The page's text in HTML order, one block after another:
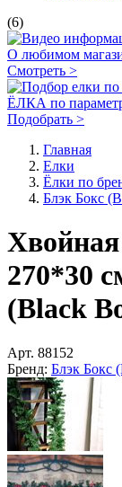
(6)
О любимом
Смотреть >
ЁЛКА по
Подобрать >
Главная
Елки
Ёлки по
Блэк Бокс
270*30
(Black
Арт. 88152
Бренд: Блэк Бокс